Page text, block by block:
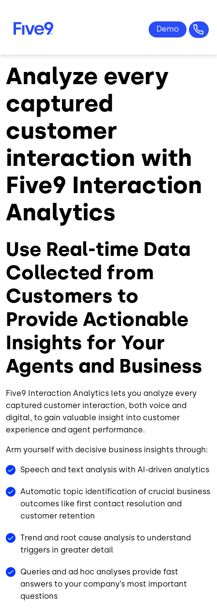
Analyze every
captured
customer
interaction with
Five9 Interaction
Analytics
Use Real-time Data
Collected from
Customers to
Provide Actionable
Insights for Your
Agents and Business
Five9 Interaction Analytics lets you analyze every
captured customer interaction, both voice and
digital, to gain valuable insight into customer
experience and agent performance.
Arm yourself with decisive business insights through:
Speech and text analysis with AI-driven analytics
Automatic topic identification of crucial business
outcomes like first contact resolution and
customer retention
Trend and root cause analysis to understand
triggers in greater detail
Queries and ad hoc analyses provide fast
answers to your company’s most important
questions